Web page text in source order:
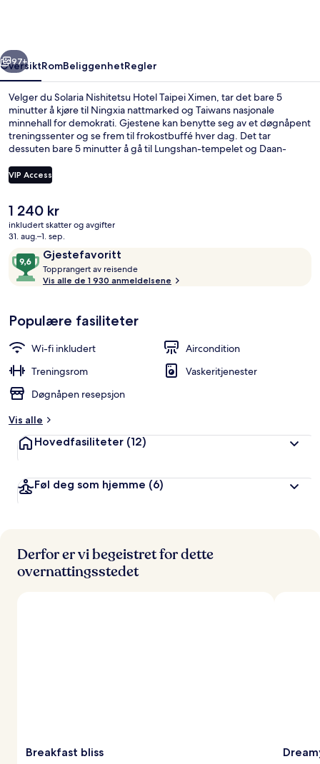
Neste
97+
OversiktRomBeliggenhetRegler
Velger du Solaria Nishitetsu Hotel Taipei Ximen, tar det bare 5
minutter å kjøre til Ningxia nattmarked og Taiwans nasjonale
minnehall for demokrati. Gjestene kan benytte seg av et døgnåpent
treningssenter og se frem til frokostbuffé hver dag. Det tar
dessuten bare 5 minutter å gå til Lungshan-tempelet og Daan-
beliggenheten. Du kan gå fra overnattingsstedet til offentlig
transport: Ximen stasjon ligger like i nærheten, og det tar 7 minutter
VIP Access
Den
nåværende
prisen
1 240 kr
1 240 kr
inkludert skatter og avgifter
31. aug.–1. sep.
AnmeldelserGjestefavoritt
9,6
av
10,
Topprangert av reisende
o
v
i
e
Vis alle de 1 930 anmeldelsene
Populære fasiliteter
Wi-fi inkludert
Aircondition
Treningsrom
Vaskeritjenester
Døgnåpen resepsjon
Vis alle
Hovedfasiliteter (12)
Føl deg som hjemme (6)
Derfor er vi begeistret for dette
overnattingsstedet
Breakfast bliss